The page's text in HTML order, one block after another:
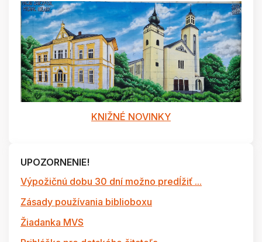
KNIŽNÉ NOVINKY
UPOZORNENIE!
Výpožičnú dobu 30 dní možno predĺžiť ...
Zásady používania biblioboxu
Žiadanka MVS